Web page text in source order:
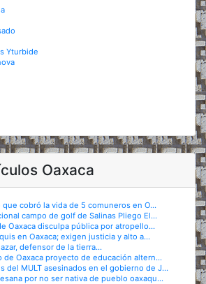
Yturbide
Oaxaca
cobró la vida de 5 comuneros en O...
campo de golf de Salinas Pliego El...
Oaxaca disculpa pública por atropello...
en Oaxaca; exigen justicia y alto a...
defensor de la tierra...
de Oaxaca proyecto de educación altern...
del MULT asesinados en el gobierno de J...
por no ser nativa de pueblo oaxaqu...